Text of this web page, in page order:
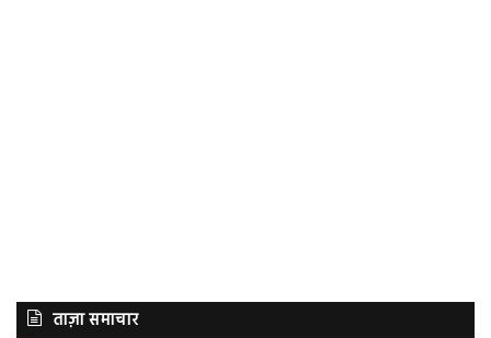
ताज़ा समाचार